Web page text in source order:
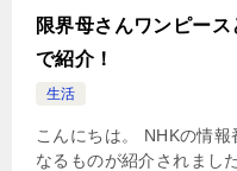
限界母さんワンピー
で紹介！
生活
こんにちは。 NHKの情報
なるものが紹介されまし